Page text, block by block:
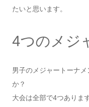
たいと思います。
4つのメジ
男子のメジャートーナ
か？
大会は全部で4つあります